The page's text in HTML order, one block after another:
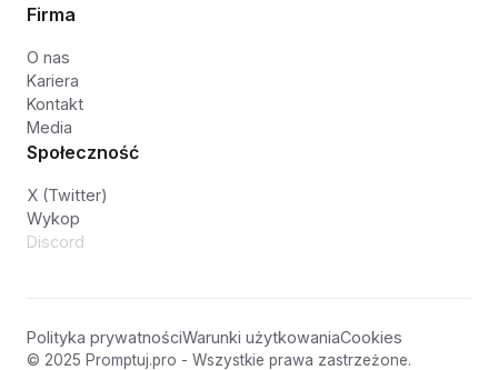
Firma
O nas
Kariera
Kontakt
Media
Społeczność
X (Twitter)
Wykop
Discord
© 2025 Promptuj.pro - Wszystkie prawa zastrzeżone.
Polityka prywatnościWarunki użytkowaniaCookies